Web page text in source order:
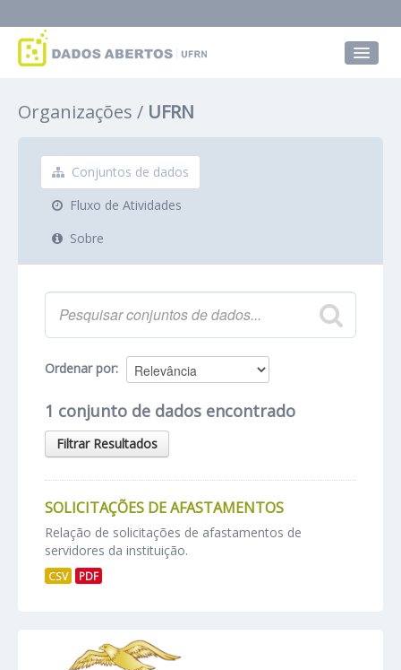
Grupos
Sobre
Organizações UFRN
Conjuntos de dados
Fluxo de Atividades
Sobre
Ordenar por
1 conjunto de dados encontrado
Filtrar Resultados
SOLICITAÇÕES DE AFASTAMENTOS
Relação de solicitações de afastamentos de
servidores da instituição.
CSV PDF